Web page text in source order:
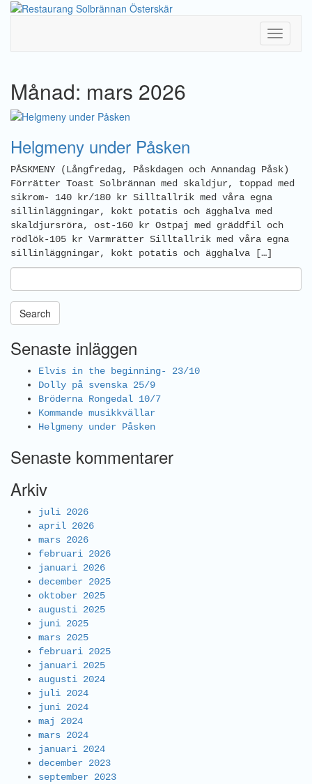
Toggle
Månad: mars 2026
Helgmeny under Påsken
PÅSKMENY (Långfredag, Påskdagen och Annandag Påsk)
Förrätter Toast Solbrännan med skaldjur, toppad med
sikrom- 140 kr/180 kr Silltallrik med våra egna
sillinläggningar, kokt potatis och ägghalva med
skaldjursröra, ost-160 kr Ostpaj med gräddfil och
rödlök-105 kr Varmrätter Silltallrik med våra egna
sillinläggningar, kokt potatis och ägghalva […]
Search
Senaste inläggen
Elvis in the beginning- 23/10
Dolly på svenska 25/9
Bröderna Rongedal 10/7
Kommande musikkvällar
Helgmeny under Påsken
Senaste kommentarer
Arkiv
juli 2026
april 2026
mars 2026
februari 2026
januari 2026
december 2025
oktober 2025
augusti 2025
juni 2025
mars 2025
februari 2025
januari 2025
augusti 2024
juli 2024
juni 2024
maj 2024
mars 2024
januari 2024
december 2023
september 2023